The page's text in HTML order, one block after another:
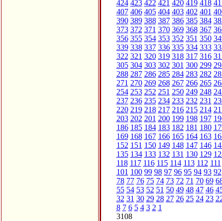
424 423 422 421 420 419 418
407 406 405 404 403 402 401
390 389 388 387 386 385 384
373 372 371 370 369 368 367
356 355 354 353 352 351 350
339 338 337 336 335 334 333
322 321 320 319 318 317 316
305 304 303 302 301 300 299
288 287 286 285 284 283 282
271 270 269 268 267 266 265
254 253 252 251 250 249 248
237 236 235 234 233 232 231
220 219 218 217 216 215 214
203 202 201 200 199 198 197
186 185 184 183 182 181 180
169 168 167 166 165 164 163
152 151 150 149 148 147 146
135 134 133 132 131 130 129
118 117 116 115 114 113 112 111
101 100 99 98 97 96 95 94 93 92
78 77 76 75 74 73 72 71 70 69
55 54 53 52 51 50 49 48 47 46
32 31 30 29 28 27 26 25 24 23
8 7 6 5 4 3 2 1
3108